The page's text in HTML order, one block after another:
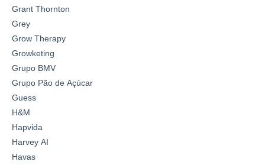
Grant Thornton
Grey
Grow Therapy
Growketing
Grupo BMV
Grupo Pão de Açúcar
Guess
H&M
Hapvida
Harvey AI
Havas